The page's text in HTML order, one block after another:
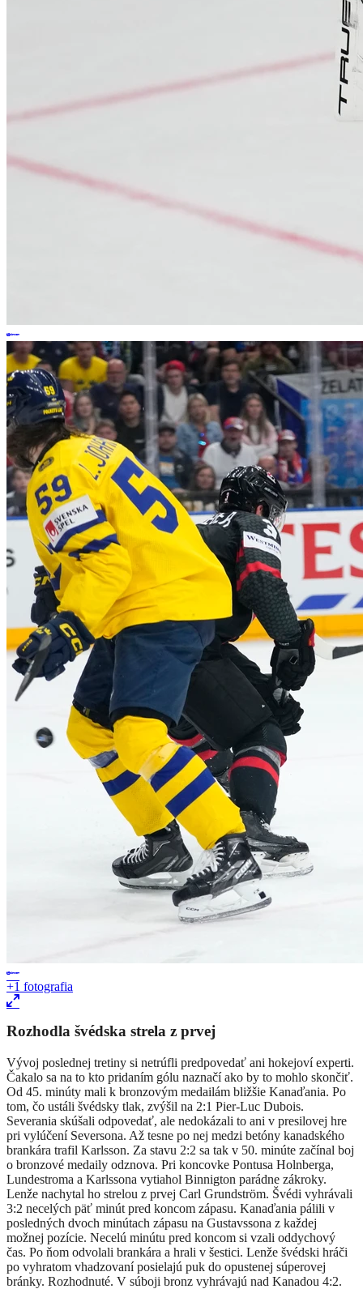
+1 fotografia
Rozhodla švédska strela z prvej
Vývoj poslednej tretiny si netrúfli predpovedať ani hokejoví experti.
Čakalo sa na to kto pridaním gólu naznačí ako by to mohlo skončiť.
Od 45. minúty mali k bronzovým medailám bližšie Kanaďania. Po
tom, čo ustáli švédsky tlak, zvýšil na 2:1 Pier-Luc Dubois.
Severania skúšali odpovedať, ale nedokázali to ani v presilovej hre
pri vylúčení Seversona. Až tesne po nej medzi betóny kanadského
brankára trafil Karlsson. Za stavu 2:2 sa tak v 50. minúte začínal boj
o bronzové medaily odznova. Pri koncovke Pontusa Holnberga,
Lundestroma a Karlssona vytiahol Binnigton parádne zákroky.
Lenže nachytal ho strelou z prvej Carl Grundström. Švédi vyhrávali
3:2 necelých päť minút pred koncom zápasu. Kanaďania pálili v
posledných dvoch minútach zápasu na Gustavssona z každej
možnej pozície. Necelú minútu pred koncom si vzali oddychový
čas. Po ňom odvolali brankára a hrali v šestici. Lenže švédski hráči
po vyhratom vhadzovaní posielajú puk do opustenej súperovej
bránky. Rozhodnuté. V súboji bronz vyhrávajú nad Kanadou 4:2.